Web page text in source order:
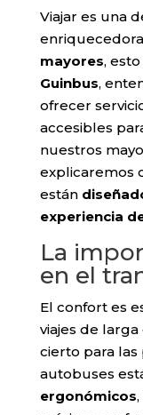
Viajar es una
mayores,
Guinbus,
ofrecer
accesibles
nuestros
explicaremos
están
experiencia
La
en el
El confort es
viajes de larga
cierto para las
autobuses
ergonómicos